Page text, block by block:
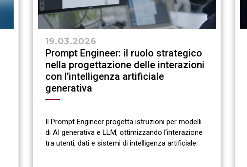
19.03.2026
Prompt Engineer: il ruolo strategico
nella progettazione delle interazioni
con l’intelligenza artificiale
generativa
Il Prompt Engineer progetta istruzioni per modelli
di AI generativa e LLM, ottimizzando l’interazione
tra utenti, dati e sistemi di intelligenza artificiale.